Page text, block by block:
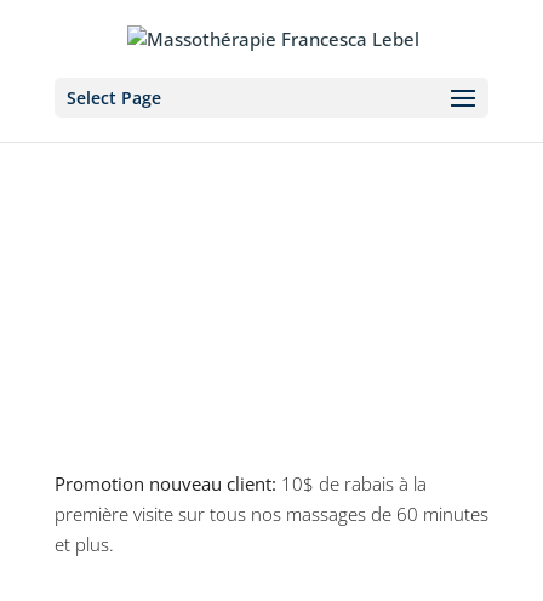
Select Page
Promotion nouveau client: 10$ de rabais à la
première visite sur tous nos massages de 60 minutes
et plus.